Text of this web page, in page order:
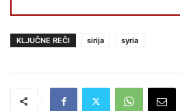
KLJUČNE REČI sirija syria